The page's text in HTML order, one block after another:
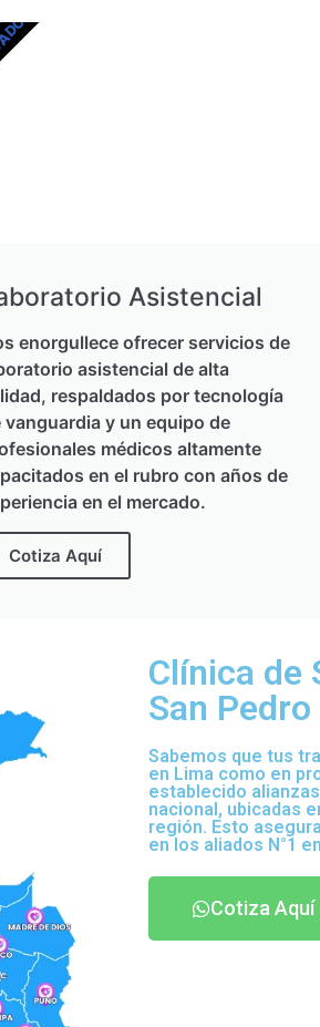
Asistencial
enorgullece ofrecer servicios de
asistencial de alta
respaldados por tecnología
vanguardia y un equipo de
médicos altamente
en el rubro con años de
en el mercado.
Cotiza Aquí
Clínica de
San
Sabemos que tus
en Lima como en
establecido
nacional, ubicadas
región. Esto
en los aliados N°1
Cotiza Aquí